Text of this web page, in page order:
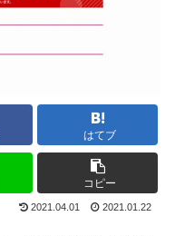
はてブ
コピー
2021.04.01 2021.01.22